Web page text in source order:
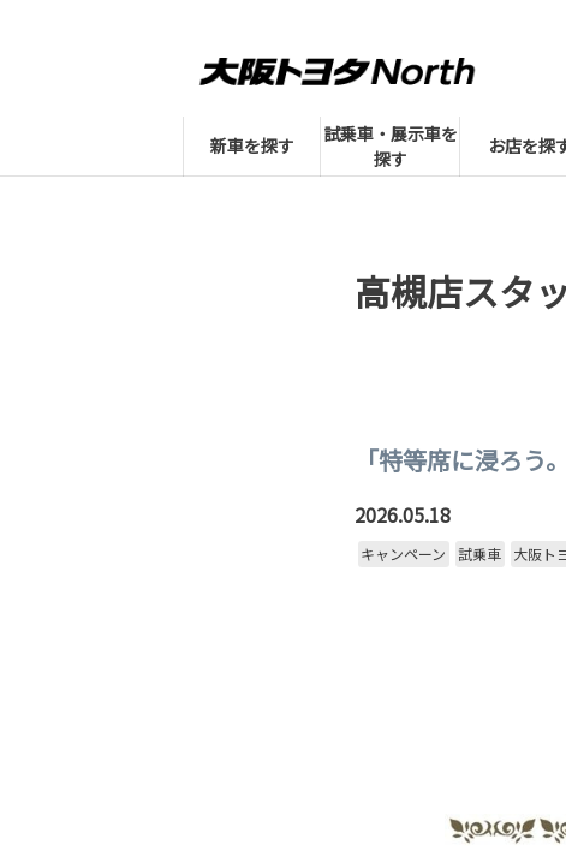
新車を探す
試乗車・展示車を
探す
お店を探
高槻店スタ
「特等席に浸ろう
2026.05.18
キャンペーン 試乗車 大阪ト